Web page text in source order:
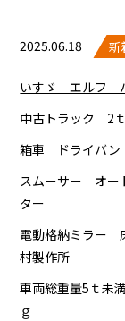
2025.06.18 新
いすゞ エルフ
中古トラック 2
箱車 ドライバ
スムーサー オ
ター
電動格納ミラー
村製作所
車両総重量5ｔ未
ｇ